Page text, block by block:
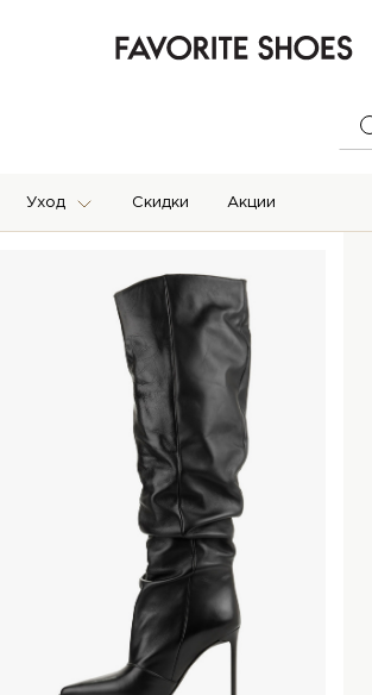
Уход Скидки Акции